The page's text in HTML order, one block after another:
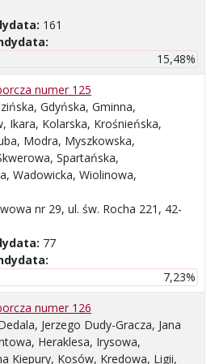
161
15,48%
numer 125
Gdyńska, Gminna,
Ikara, Kolarska, Krośnieńska,
Modra, Myszkowska,
Spartańska,
Wadowicka, Wiolinowa,
nr 29, ul. św. Rocha 221, 42-
77
7,23%
numer 126
Jerzego Dudy-Gracza, Jana
Heraklesa, Irysowa,
Kiepury, Kosów, Kredowa, Ligii,